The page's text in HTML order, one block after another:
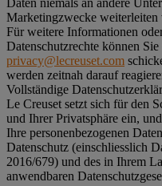
Marketingzwecke weiterleiten
Für weitere Informationen
Datenschutzrechte können
privacy@lecreuset.com
werden zeitnah darauf
Vollständige
Le Creuset setzt sich für den
und Ihrer Privatsphäre ein,
Ihre personenbezogenen
Datenschutz (einschliesslich
2016/679) und des in Ihrem
anwendbaren